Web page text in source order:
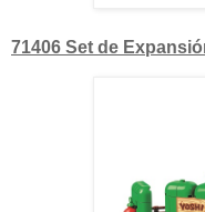
71406 Set de